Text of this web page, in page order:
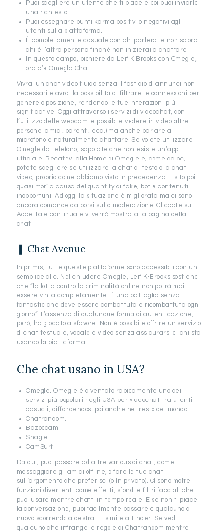
Puoi scegliere un utente che ti piace e poi puoi inviarle
una richiesta.
Puoi assegnare punti karma positivi o negativi agli
utenti sulla piattaforma.
È completamente casuale con chi parlerai e non saprai
chi è l’altra persona finché non inizierai a chattare.
In questo campo, pioniere da Leif K Brooks con Omegle,
ora c’è Omegla Chat.
Vivrai un chat video fluido senza il fastidio di annunci non
necessari e avrai la possibilità di filtrare le connessioni per
genere o posizione, rendendo le tue interazioni più
significative. Oggi attraverso i servizi di videochat, con
l’utilizzo delle webcam, è possibile vedere in video altre
persone (amici, parenti, ecc.) ma anche parlare al
microfono e naturalmente chattare. Se volete utilizzare
Omegle da telefono, sappiate che non esiste un’app
ufficiale. Recatevi alla Home di Omegle e, come da pc,
potete scegliere se utilizzare la chat di testo o la chat
video, proprio come abbiamo visto in precedenza. Il sito poi
quasi morì a causa del quantity di fake, bot e contenuti
inopportuni. Ad oggi la situazione è migliorata ma ci sono
ancora domande da porsi sulla moderazione. Cliccate su
Accetta e continua e vi verrà mostrata la pagina della
chat.
❚ Chat Avenue
In primis, tutte queste piattaforme sono accessibili con un
semplice clic. Nel chiudere Omegle, Leif K-Brooks sostiene
che “la lotta contro la criminalità online non potrà mai
essere vinta completamente. È una battaglia senza
fantastic che deve essere combattuta e ricombattuta ogni
giorno“. L’assenza di qualunque forma di autenticazione,
però, ha giocato a sfavore. Non è possibile offrire un servizio
di chat testuale, vocale e video senza assicurarsi di chi sta
usando la piattaforma.
Che chat usano in USA?
Omegle. Omegle è diventato rapidamente uno dei
servizi più popolari negli USA per videochat tra utenti
casuali, diffondendosi poi anche nel resto del mondo.
Chatrandom.
Bazoocam.
Shagle.
CamSurf.
Da qui, puoi passare ad altre various di chat, come
messaggiare gli amici offline, o fare le tue chat
sull’argomento che preferisci (o in privato). Ci sono molte
funzioni divertenti come effetti, sfondi e filtri facciali che
puoi usare mentre chatti in tempo reale. E se non ti piace
la conversazione, puoi facilmente passare a qualcuno di
nuovo scorrendo a destra — simile a Tinder! Se vedi
qualcuno che infrange le regole di Chatrandom mentre